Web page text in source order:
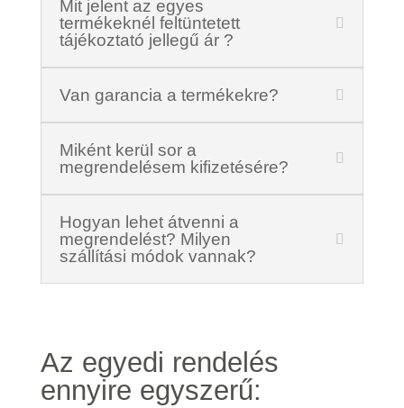
Mit jelent az egyes
termékeknél feltüntetett
tájékoztató jellegű ár ?
Van garancia a termékekre?
Miként kerül sor a
megrendelésem kifizetésére?
Hogyan lehet átvenni a
megrendelést? Milyen
szállítási módok vannak?
Az egyedi rendelés
ennyire egyszerű: